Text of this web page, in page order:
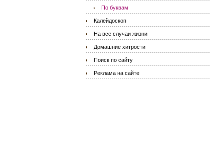
По буквам
Калейдоскоп
На все случаи жизни
Домашние хитрости
Поиск по сайту
Реклама на сайте